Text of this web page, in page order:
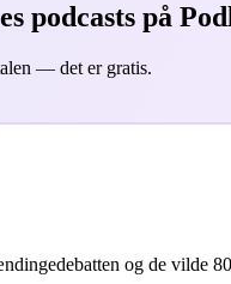
podcasts på
— det er gratis.
og de vilde